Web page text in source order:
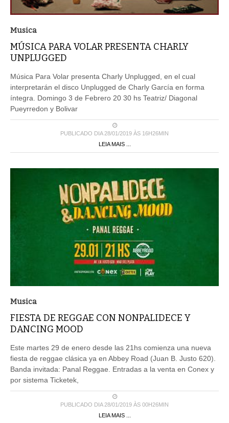
Musica
MÚSICA PARA VOLAR PRESENTA CHARLY
UNPLUGGED
Música Para Volar presenta Charly Unplugged, en el cual
interpretarán el disco Unplugged de Charly García en forma
íntegra. Domingo 3 de Febrero 20 30 hs Teatriz/ Diagonal
Pueyrredon y Bolivar
PUBLICADO DIA 28/01/2019 ÀS 16H26MIN
LEIA MAIS ...
Musica
FIESTA DE REGGAE CON NONPALIDECE Y
DANCING MOOD
Este martes 29 de enero desde las 21hs comienza una nueva
fiesta de reggae clásica ya en Abbey Road (Juan B. Justo 620).
Banda invitada: Panal Reggae. Entradas a la venta en Conex y
por sistema Ticketek,
PUBLICADO DIA 28/01/2019 ÀS 00H26MIN
LEIA MAIS ...